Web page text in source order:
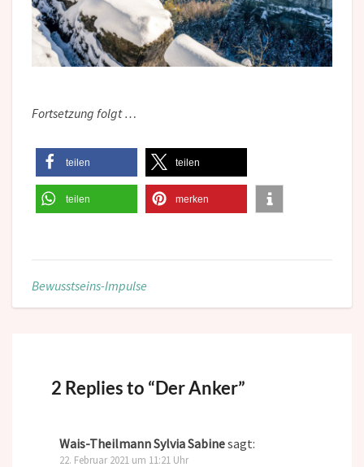
Fortsetzung folgt …
teilen teilen
teilen merken
Bewusstseins-Impulse
2 Replies to “Der Anker”
Wais-Theilmann Sylvia Sabinesagt:
22. Februar 2021 um 11:21 Uhr